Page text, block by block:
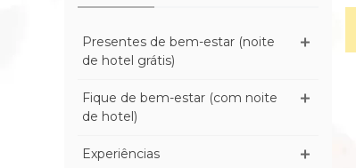
Presentes de bem-estar (noite
de hotel grátis)
Fique de bem-estar (com noite
de hotel)
Experiências